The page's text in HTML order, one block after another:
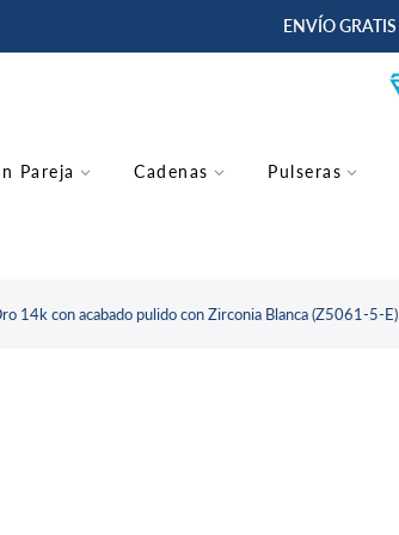
ENVÍO GRATIS
Pareja Cadenas Pulseras
14k con acabado pulido con Zirconia Blanca (Z5061-5-E)